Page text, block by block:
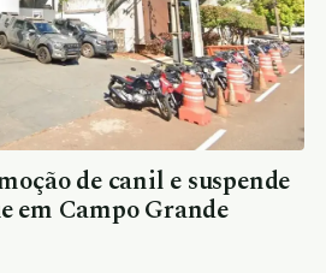
de canil e suspende
em Campo Grande